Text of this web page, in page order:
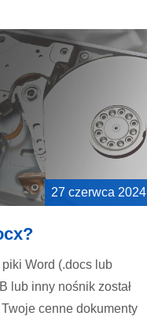
27 czerwca 2024
Word (.docs lub
lub inny nośnik został
cenne dokumenty